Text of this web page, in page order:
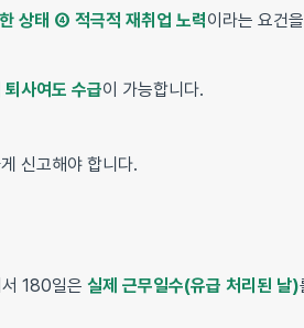
상태 ④ 적극적 재취업 노력이라는 요건
사여도 수급이 가능합니다.
신고해야 합니다.
180일은 실제 근무일수(유급 처리된 날)